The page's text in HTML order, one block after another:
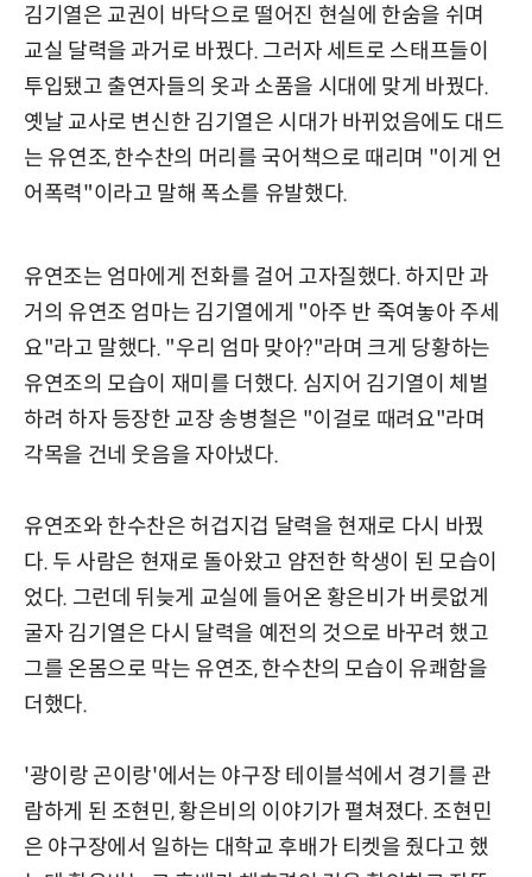
김기열은 교권이 바닥으로 떨어진 현실에 한숨을 쉬며
교실 달력을 과거로 바꿨다. 그러자 세트로 스태프들이
투입됐고 출연자들의 옷과 소품을 시대에 맞게 바꿨다.
옛날 교사로 변신한 김기열은 시대가 바뀌었음에도 대드
는 유연조, 한수찬의 머리를 국어책으로 때리며 "이게 언
어폭력"이라고 말해 폭소를 유발했다.
유연조는 엄마에게 전화를 걸어 고자질했다. 하지만 과
거의 유연조 엄마는 김기열에게 "아주 반 죽여놓아 주세
요"라고 말했다. "우리 엄마 맞아?"라며 크게 당황하는
유연조의 모습이 재미를 더했다. 심지어 김기열이 체벌
하려 하자 등장한 교장 송병철은 "이걸로 때려요"라며
각목을 건네 웃음을 자아냈다.
유연조와 한수찬은 허겁지겁 달력을 현재로 다시 바꿨
다. 두 사람은 현재로 돌아왔고 얌전한 학생이 된 모습이
었다. 그런데 뒤늦게 교실에 들어온 황은비가 버릇없게
굴자 김기열은 다시 달력을 예전의 것으로 바꾸려 했고
그를 온몸으로 막는 유연조, 한수찬의 모습이 유쾌함을
더했다.
'광이랑 곤이랑'에서는 야구장 테이블석에서 경기를 관
람하게 된 조현민, 황은비의 이야기가 펼쳐졌다. 조현민
은 야구장에서 일하는 대학교 후배가 티켓을 줬다고 했